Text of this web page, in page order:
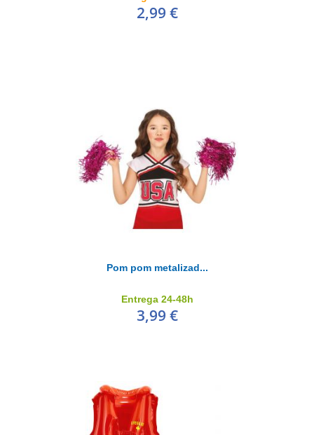
2,99 €
Pom pom metalizad...
Entrega 24-48h
3,99 €